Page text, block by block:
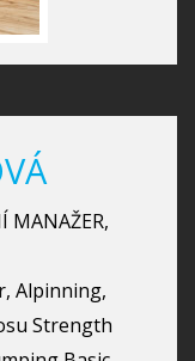
MANAŽER,
Alpinning,
Strength